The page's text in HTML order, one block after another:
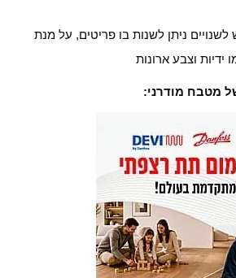
ניתן לשנות בו פריטים, על מנת
ידיות וצבע ארונות
מטבח מודרני: